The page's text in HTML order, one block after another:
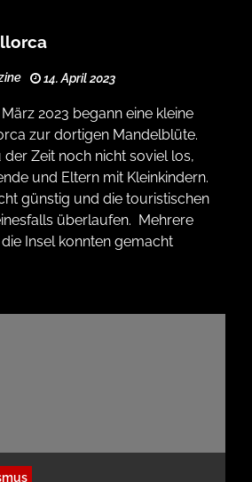
14. April 2023
2023 begann eine kleine
zur dortigen Mandelblüte.
der Zeit noch nicht soviel los,
und Eltern mit Kleinkindern.
günstig und die touristischen
überlaufen. Mehrere
Insel konnten gemacht